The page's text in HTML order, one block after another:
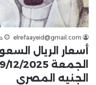
elrefaayeid@gmail.com
أسعار الريال
الجنيه المصري